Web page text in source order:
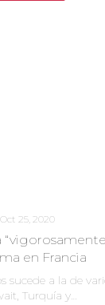
Oct 25, 2020
en Francia
sucede a la de
Turquía y…